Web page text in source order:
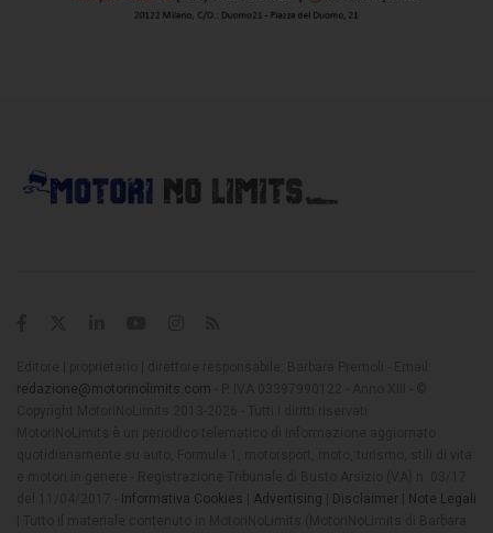
redazione@motorinolimits.com
Informativa Cookies Advertising Disclaimer
Note Legali